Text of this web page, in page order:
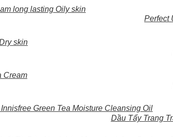
Perfect
Dầu Tẩy Trang